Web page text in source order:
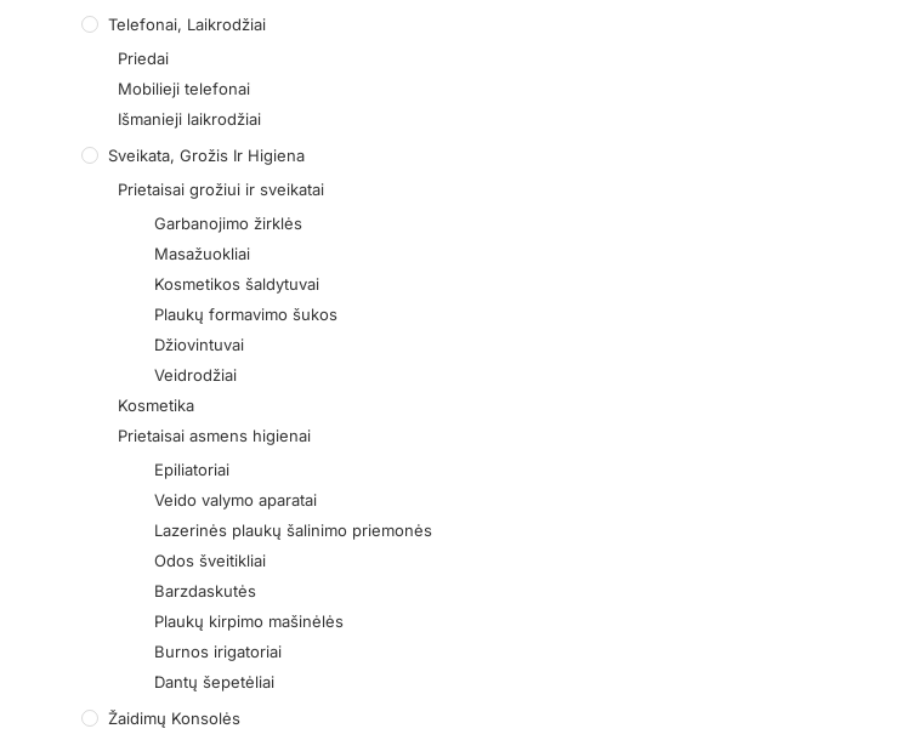
Telefonai, Laikrodžiai
Priedai
Mobilieji telefonai
Išmanieji laikrodžiai
Sveikata, Grožis Ir Higiena
Prietaisai grožiui ir sveikatai
Garbanojimo žirklės
Masažuokliai
Kosmetikos šaldytuvai
Plaukų formavimo šukos
Džiovintuvai
Veidrodžiai
Kosmetika
Prietaisai asmens higienai
Epiliatoriai
Veido valymo aparatai
Lazerinės plaukų šalinimo priemonės
Odos šveitikliai
Barzdaskutės
Plaukų kirpimo mašinėlės
Burnos irigatoriai
Dantų šepetėliai
Žaidimų Konsolės